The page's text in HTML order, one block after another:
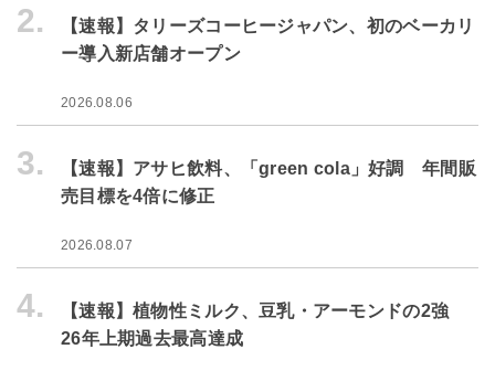
2.
【速報】タリーズコーヒージャパン、初のベーカリ
ー導入新店舗オープン
2026.08.06
3.
【速報】アサヒ飲料、「green cola」好調 年間販
売目標を4倍に修正
2026.08.07
4.
【速報】植物性ミルク、豆乳・アーモンドの2強
26年上期過去最高達成